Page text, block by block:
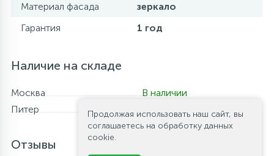
Материал фасада
зеркало
Гарантия
1 год
Наличие на складе
Москва
В наличии
Питер
Отзывы
Продолжая использовать наш сайт, вы
соглашаетесь на обработку данных
cookie.